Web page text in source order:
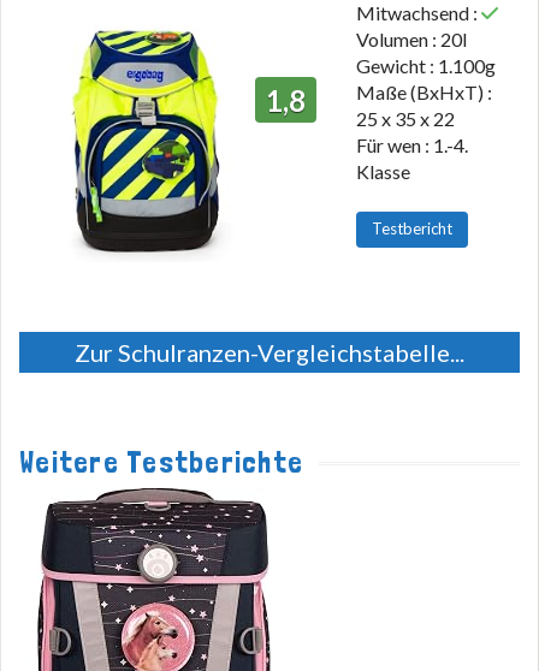
1,8
Mitwachsend :
Volumen : 20l
Gewicht : 1.100g
Maße (BxHxT) :
25 x 35 x 22
Für wen : 1.-4.
Klasse
Testbericht
Zur Schulranzen-Vergleichstabelle...
Weitere Testberichte